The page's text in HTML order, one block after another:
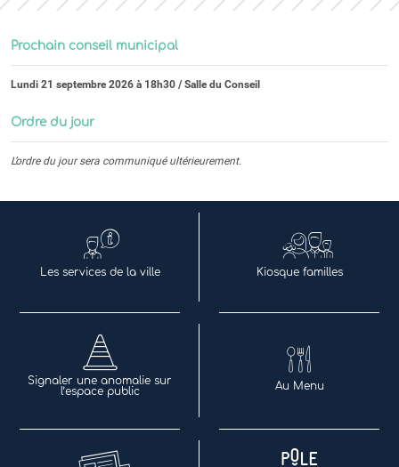
Prochain conseil municipal
Lundi 21 septembre 2026 à 18h30 / Salle du Conseil
Ordre du jour
L’ordre du jour sera communiqué ultérieurement.
Les services de la ville Kiosque familles
Signaler une anomalie sur
l’espace public
Au Menu